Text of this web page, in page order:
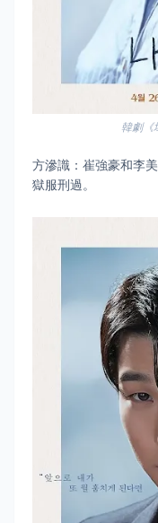
韓劇《
方滲識：崔強豪和李
獄服刑過。